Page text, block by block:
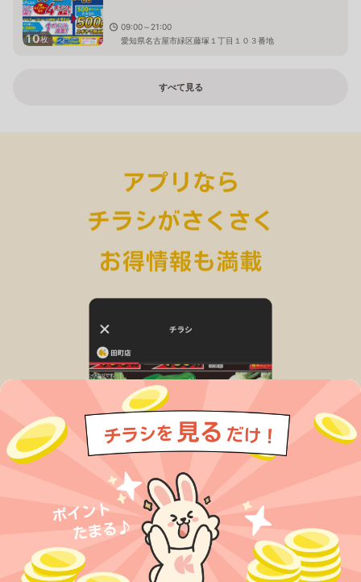
10枚
09:00～21:00
愛知県名古屋市緑区藤塚１丁目１０３番地
すべて見る